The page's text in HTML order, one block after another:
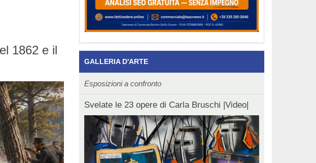
1862 e il
GALLERIA D'ARTE
Esposizioni a confronto
Svelate le 23 opere di Carla Bruschi |Video|